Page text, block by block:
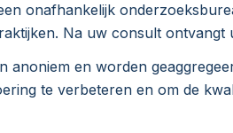
onafhankelijk
Na uw consult ontvangt
anoniem en worden
te verbeteren en om de